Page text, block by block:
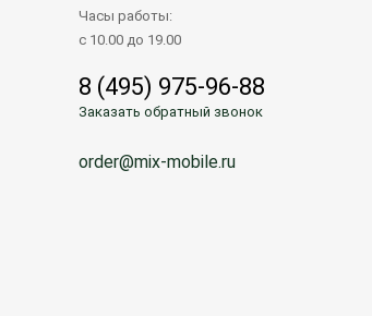
Часы работы:
с 10.00 до 19.00
8 (495) 975-96-88
Заказать обратный звонок
order@mix-mobile.ru